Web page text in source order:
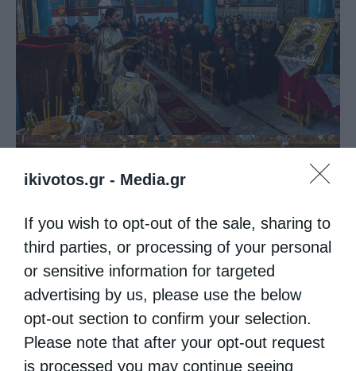
ikivotos.gr - Media.gr
If you wish to opt-out of the sale, sharing to
third parties, or processing of your personal
or sensitive information for targeted
advertising by us, please use the below
opt-out section to confirm your selection.
Please note that after your opt-out request
is processed you may continue seeing